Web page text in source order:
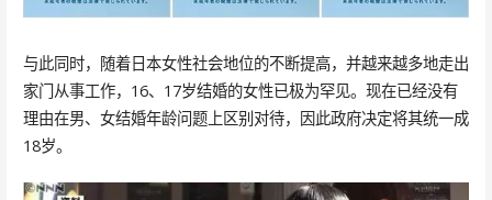
与此同时，随着日本女性社会地位的不断提高，并越来越多地走出
家门从事工作，16、17岁结婚的女性已极为罕见。现在已经没有
理由在男、女结婚年龄问题上区别对待，因此政府决定将其统一成
18岁。